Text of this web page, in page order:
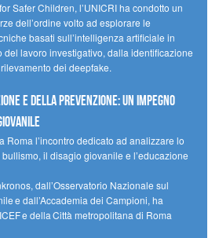
Safer Children, l’UNICRI ha condotto un
dell’ordine volto ad esplorare le
basati sull’intelligenza artificiale in
lavoro investigativo, dalla identificazione
dei deepfake.
e della Prevenzione: un impegno
Roma l’incontro dedicato ad analizzare lo
il disagio giovanile e l’educazione
dall’Osservatorio Nazionale sul
e dall’Accademia dei Campioni, ha
e della Città metropolitana di Roma